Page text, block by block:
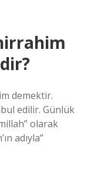
demektir.
edilir. Günlük
olarak
adıyla”